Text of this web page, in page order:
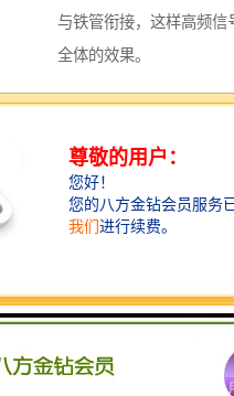
与铁管衔接，这样高频信
全体的效果。